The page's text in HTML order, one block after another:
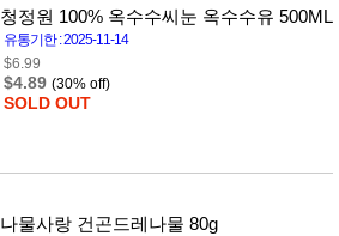
청정원 100% 옥수수씨눈 옥수수유 500ML
유통기한 : 2025-11-14
$6.99
$4.89 (30% off)
SOLD OUT
나물사랑 건곤드레나물 80g